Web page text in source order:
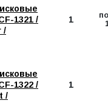
1321 /
/
1
1322 /
/
1